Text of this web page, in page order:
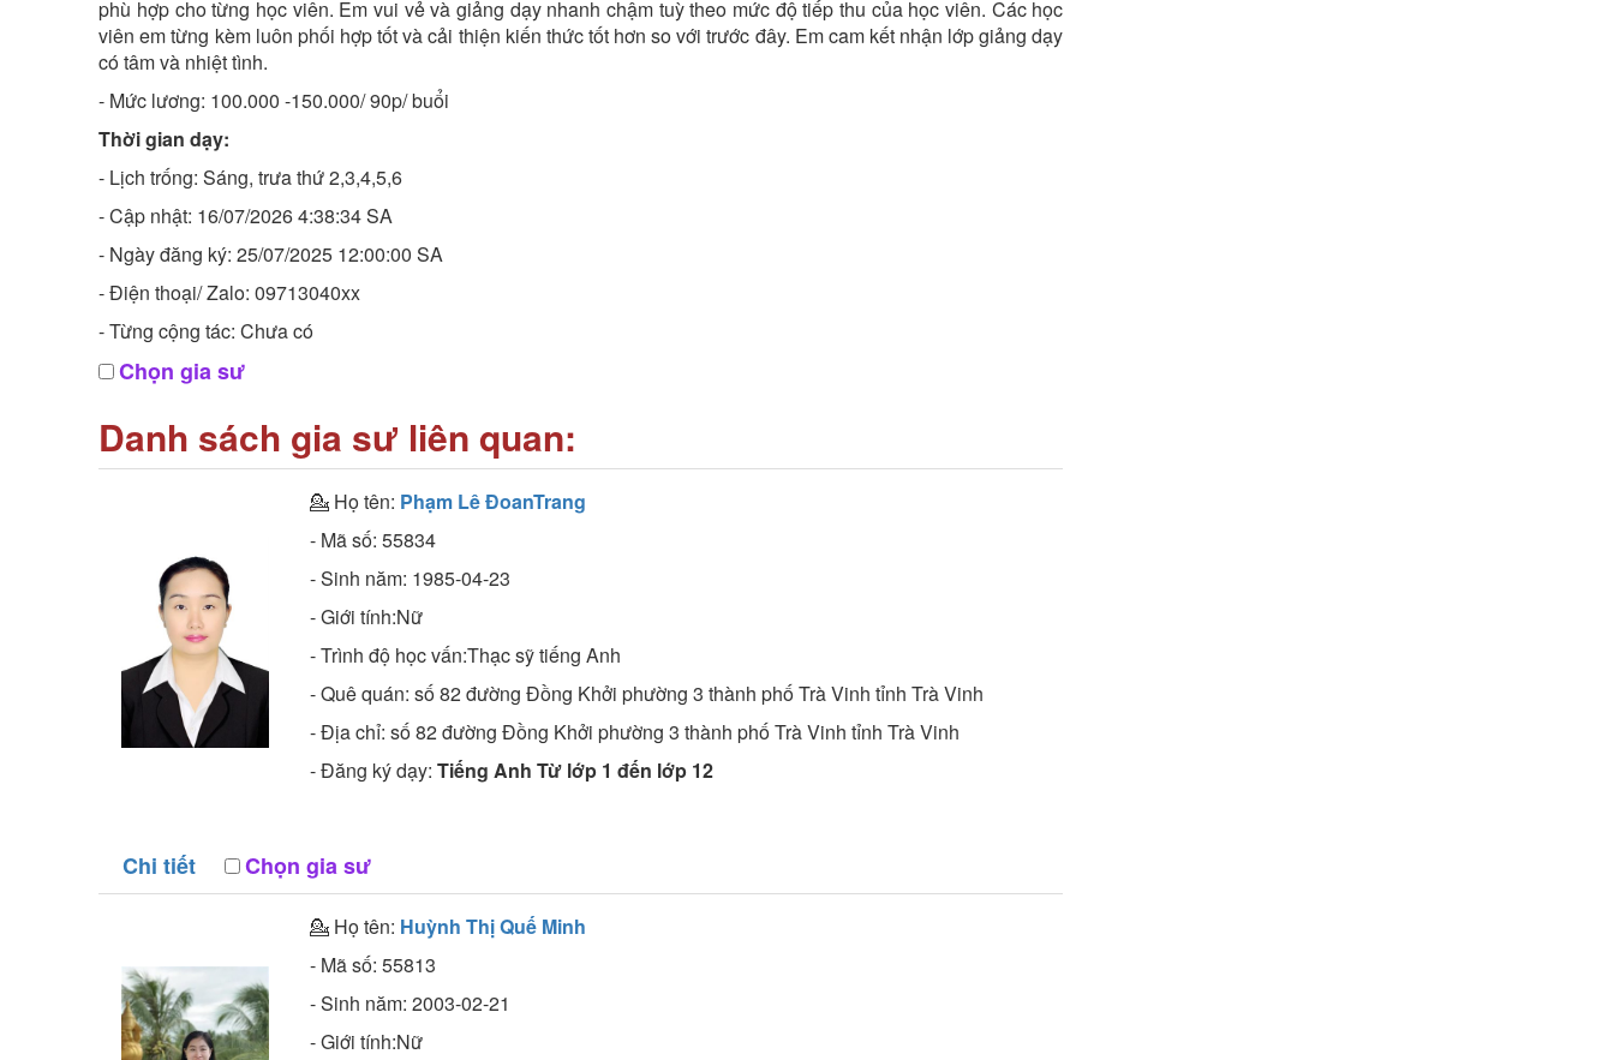
phù hợp cho từng học viên. Em vui vẻ và giảng dạy nhanh chậm tuỳ theo mức độ tiếp thu của học viên. Các học
viên em từng kèm luôn phối hợp tốt và cải thiện kiến thức tốt hơn so với trước đây. Em cam kết nhận lớp giảng dạy
có tâm và nhiệt tình.
- Mức lương: 100.000 -150.000/ 90p/ buổi
Thời gian dạy:
- Lịch trống: Sáng, trưa thứ 2,3,4,5,6
- Cập nhật: 16/07/2026 4:38:34 SA
- Ngày đăng ký: 25/07/2025 12:00:00 SA
- Điện thoại/ Zalo: 09713040xx
- Từng cộng tác: Chưa có
Chọn gia sư
Danh sách gia sư liên quan:
💁 Họ tên: Phạm Lê ĐoanTrang
- Mã số: 55834
- Sinh năm: 1985-04-23
- Giới tính:Nữ
- Trình độ học vấn:Thạc sỹtiếng Anh
- Quê quán:số 82 đường Đồng Khởi phường 3 thành phố Trà Vinh tỉnh Trà Vinh
- Địa chỉ:số 82 đường Đồng Khởi phường 3 thành phố Trà Vinh tỉnh Trà Vinh
- Đăng ký dạy:Tiếng Anh Từ lớp 1 đến lớp 12
Chi tiết Chọn gia sư
💁 Họ tên: Huỳnh Thị Quế Minh
- Mã số: 55813
- Sinh năm:2003-02-21
- Giới tính:Nữ